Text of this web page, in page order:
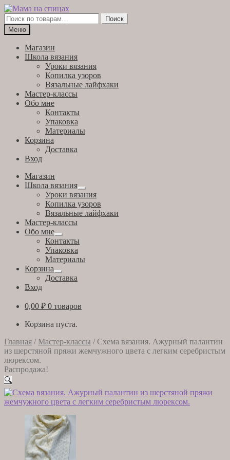
Перейти
к
навигации
Перейти
к
содержимому
Искать:
Поиск
Меню
Магазин
Школа вязания
Уроки вязания
Копилка узоров
Вязальные лайфхаки
Мастер-классы
Обо мне
Контакты
Упаковка
Материалы
Корзина
Доставка
Вход
Магазин
Школа вязания
Развернутое
вложенное
меню
Уроки вязания
Копилка узоров
Вязальные лайфхаки
Мастер-классы
Обо мне
Развернутое
вложенное
меню
Контакты
Упаковка
Материалы
Корзина
Развернутое
вложенное
Доставка
Вход
0,00 ₽ 0 товаров
Корзина пуста.
Главная / Мастер-классы /Схема вязания. Ажурный палантин
из шерстяной пряжи жемчужного цвета с легким серебристым
люрексом.
Распродажа!
🔍